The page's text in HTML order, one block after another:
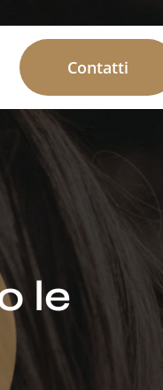
Contatti
le